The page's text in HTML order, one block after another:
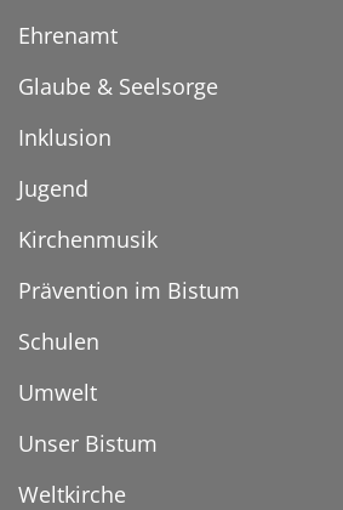
Ehrenamt
Glaube & Seelsorge
Inklusion
Jugend
Kirchenmusik
Prävention im Bistum
Schulen
Umwelt
Unser Bistum
Weltkirche